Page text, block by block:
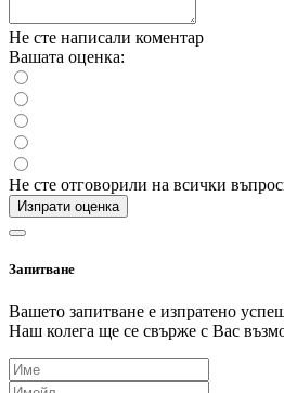
Не сте написали коментар
Вашата оценка:
Не сте отговорили на всички
Изпрати оценка
Запитване
Вашето запитване е изпратено
Наш колега ще се свърже с Вас